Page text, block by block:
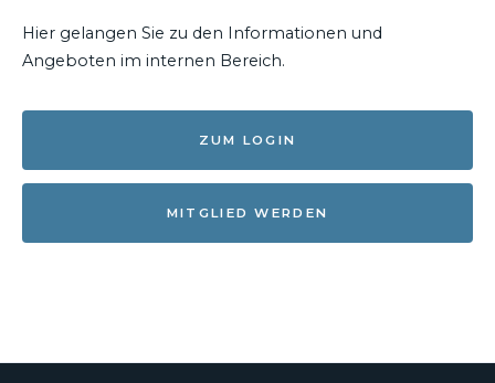
Hier gelangen Sie zu den Informationen und
Angeboten im internen Bereich.
ZUM LOGIN
MITGLIED WERDEN